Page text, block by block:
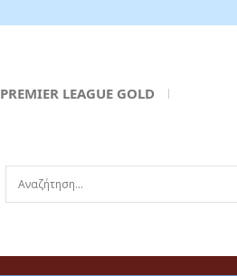
PREMIER LEAGUE GOLD
Αναζήτηση...